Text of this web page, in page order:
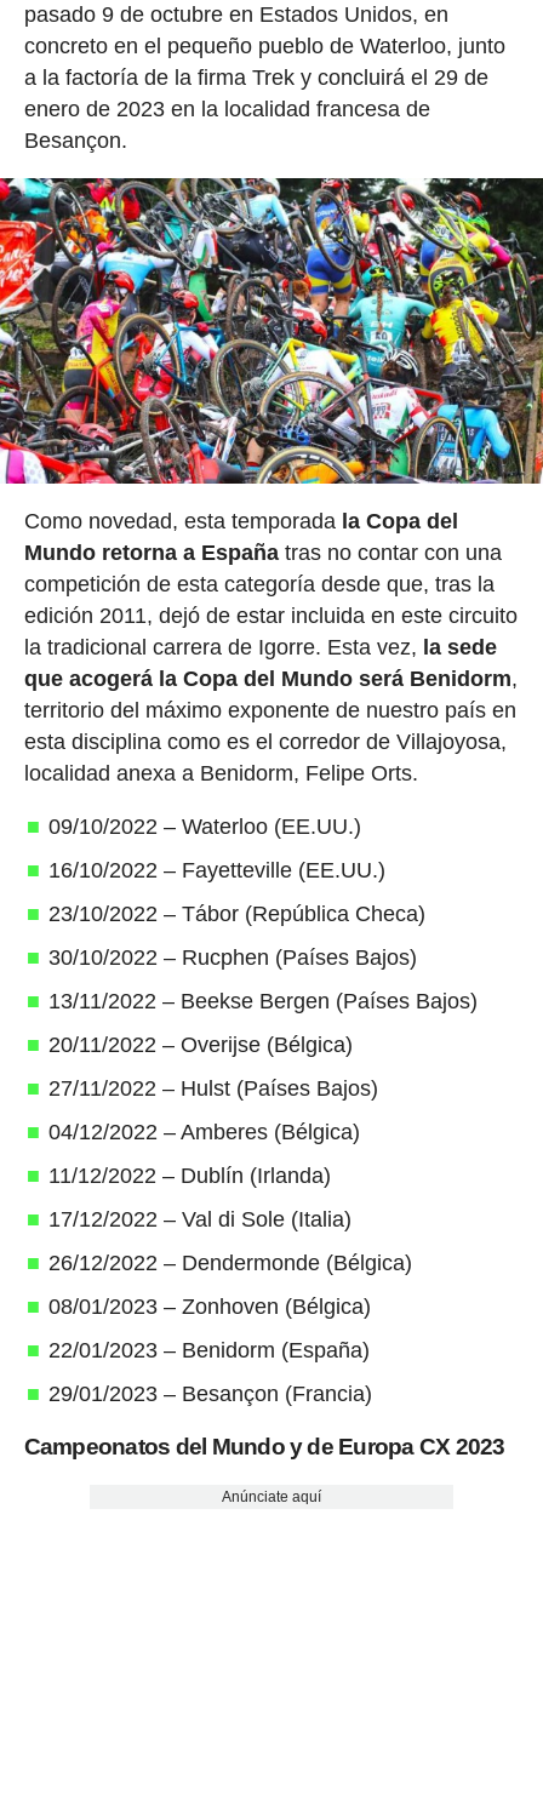
pasado 9 de octubre en Estados Unidos, en
concreto en el pequeño pueblo de Waterloo, junto
a la factoría de la firma Trek y concluirá el 29 de
enero de 2023 en la localidad francesa de
Besançon.
Como novedad, esta temporada la Copa del
Mundo retorna a Españatras no contar con una
competición de esta categoría desde que, tras la
edición 2011, dejó de estar incluida en este circuito
la tradicional carrera de Igorre. Esta vez, la sede
que acogerá la Copa del Mundo será Benidorm,
territorio del máximo exponente de nuestro país en
esta disciplina como es el corredor de Villajoyosa,
localidad anexa a Benidorm, Felipe Orts.
09/10/2022 – Waterloo (EE.UU.)
16/10/2022 – Fayetteville (EE.UU.)
23/10/2022 – Tábor (República Checa)
30/10/2022 – Rucphen (Países Bajos)
13/11/2022 – Beekse Bergen (Países Bajos)
20/11/2022 – Overijse (Bélgica)
27/11/2022 – Hulst (Países Bajos)
04/12/2022 – Amberes (Bélgica)
11/12/2022 – Dublín (Irlanda)
17/12/2022 – Val di Sole (Italia)
26/12/2022 – Dendermonde (Bélgica)
08/01/2023 – Zonhoven (Bélgica)
22/01/2023 – Benidorm (España)
29/01/2023 – Besançon (Francia)
Campeonatos del Mundo y de Europa CX 2023
Anúnciate aquí